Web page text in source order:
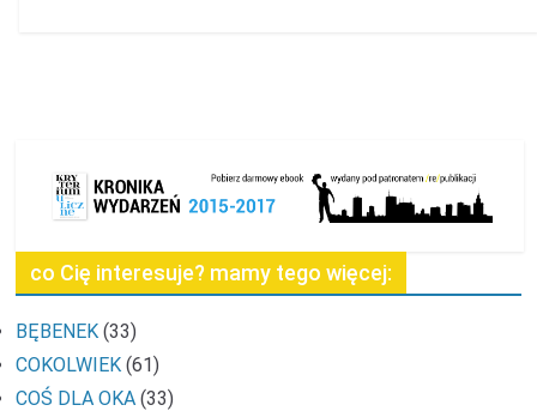
co Cię interesuje? mamy tego więcej:
BĘBENEK (33)
COKOLWIEK (61)
COŚ DLA OKA (33)